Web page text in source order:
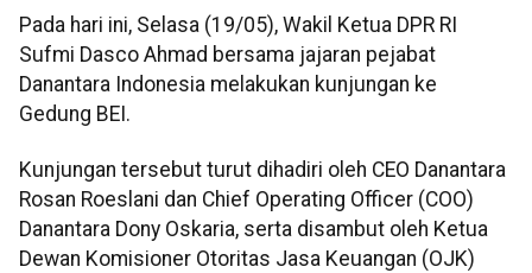
Pada hari ini, Selasa (19/05), Wakil Ketua DPR RI
Sufmi Dasco Ahmad bersama jajaran pejabat
Danantara Indonesia melakukan kunjungan ke
Gedung BEI.
Kunjungan tersebut turut dihadiri oleh CEO Danantara
Rosan Roeslani dan Chief Operating Officer (COO)
Danantara Dony Oskaria, serta disambut oleh Ketua
Dewan Komisioner Otoritas Jasa Keuangan (OJK)